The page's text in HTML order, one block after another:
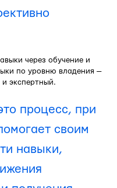
через обучение и
по уровню владения —
экспертный.
процесс, при
своим
навыки,